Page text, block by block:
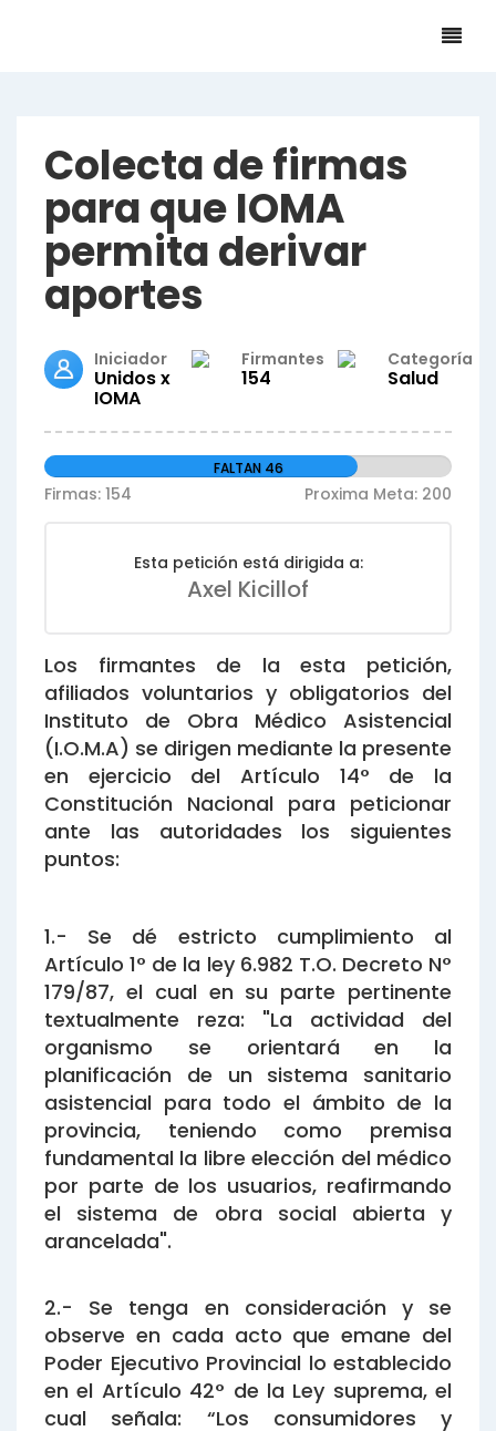
Colecta de firmas
para que IOMA
permita derivar
aportes
Iniciador
Unidos x
IOMA
Firmantes
154
Categoría
Salud
FALTAN 46
Firmas: 154 Proxima Meta: 200
Esta petición está dirigida a:
Axel Kicillof
Los firmantes de la esta petición,
afiliados voluntarios y obligatorios del
Instituto de Obra Médico Asistencial
(I.O.M.A) se dirigen mediante la presente
en ejercicio del Artículo 14° de la
Constitución Nacional para peticionar
ante las autoridades los siguientes
puntos:
1.- Se dé estricto cumplimiento al
Artículo 1° de la ley 6.982 T.O. Decreto N°
179/87, el cual en su parte pertinente
textualmente reza: "La actividad del
organismo se orientará en la
planificación de un sistema sanitario
asistencial para todo el ámbito de la
provincia, teniendo como premisa
fundamental la libre elección del médico
por parte de los usuarios, reafirmando
el sistema de obra social abierta y
arancelada".
2.- Se tenga en consideración y se
observe en cada acto que emane del
Poder Ejecutivo Provincial lo establecido
en el Artículo 42° de la Ley suprema, el
cual señala: “Los consumidores y